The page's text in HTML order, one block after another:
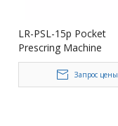
LR-PSL-15p Pocket
Prescring Machine
Запрос цены